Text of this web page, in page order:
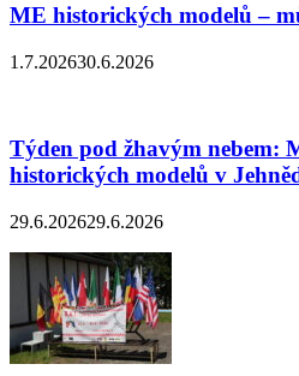
ME historických modelů –
1.7.202630.6.2026
Týden pod žhavým nebem:
historických modelů v
29.6.202629.6.2026